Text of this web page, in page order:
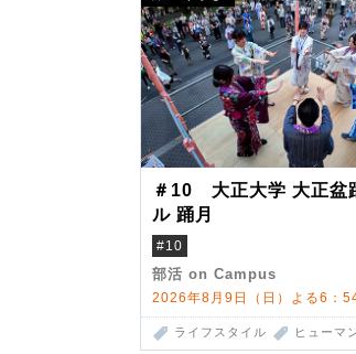
＃10 大正大学 大正盆
ル 踊月
#10
部活 on Campus
2026年8月9日（日）よる6：
ライフスタイル ヒューマ